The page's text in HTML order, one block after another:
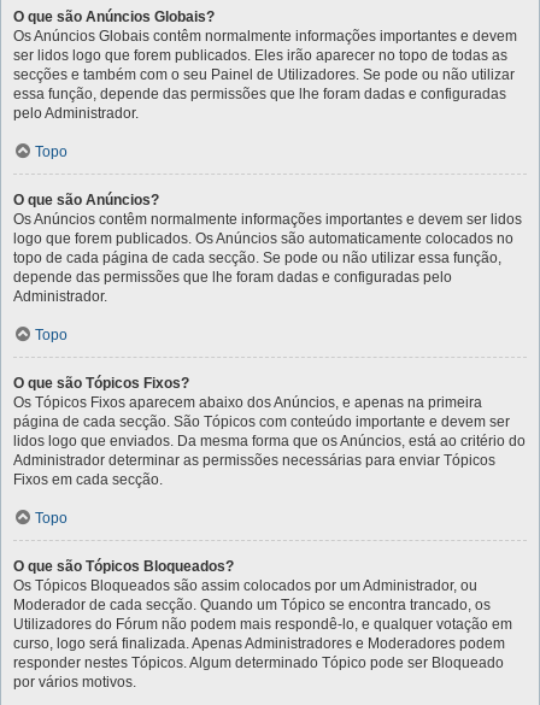
O que são Anúncios Globais?
Os Anúncios Globais contêm normalmente informações importantes e devem
ser lidos logo que forem publicados. Eles irão aparecer no topo de todas as
secções e também com o seu Painel de Utilizadores. Se pode ou não utilizar
essa função, depende das permissões que lhe foram dadas e configuradas
pelo Administrador.
Topo
O que são Anúncios?
Os Anúncios contêm normalmente informações importantes e devem ser lidos
logo que forem publicados. Os Anúncios são automaticamente colocados no
topo de cada página de cada secção. Se pode ou não utilizar essa função,
depende das permissões que lhe foram dadas e configuradas pelo
Administrador.
Topo
O que são Tópicos Fixos?
Os Tópicos Fixos aparecem abaixo dos Anúncios, e apenas na primeira
página de cada secção. São Tópicos com conteúdo importante e devem ser
lidos logo que enviados. Da mesma forma que os Anúncios, está ao critério do
Administrador determinar as permissões necessárias para enviar Tópicos
Fixos em cada secção.
Topo
O que são Tópicos Bloqueados?
Os Tópicos Bloqueados são assim colocados por um Administrador, ou
Moderador de cada secção. Quando um Tópico se encontra trancado, os
Utilizadores do Fórum não podem mais respondê-lo, e qualquer votação em
curso, logo será finalizada. Apenas Administradores e Moderadores podem
responder nestes Tópicos. Algum determinado Tópico pode ser Bloqueado
por vários motivos.